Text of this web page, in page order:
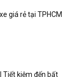
giá rẻ tại TPHCM
Tiết kiệm đến bất